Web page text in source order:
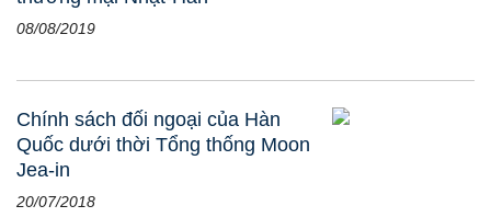
08/08/2019
Chính sách đối ngoại của Hàn
Quốc dưới thời Tổng thống Moon
Jea-in
20/07/2018